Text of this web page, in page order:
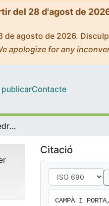
del 28 d'agost de
agosto de 2026.
apologize for any
Contacte
Oposiciones á la cátedra de obstetricia y enfermedades especiales de la mujer y los niños vacante en la Universidad de Valencia
Citació